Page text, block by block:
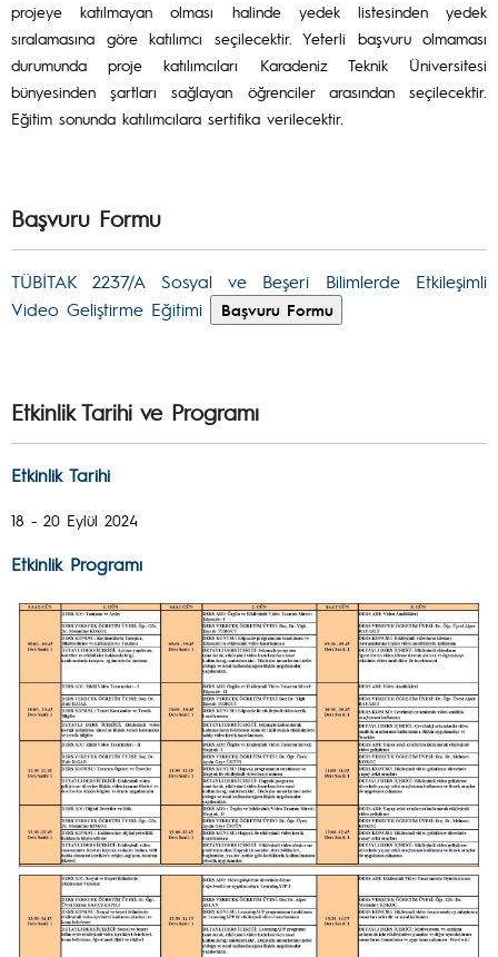
projeye katılmayan olması halinde yedek listesinden yedek
sıralamasına göre katılımcı seçilecektir. Yeterli başvuru olmaması
durumunda proje katılımcıları Karadeniz Teknik Üniversitesi
bünyesinden şartları sağlayan öğrenciler arasından seçilecektir.
Eğitim sonunda katılımcılara sertifika verilecektir.
Başvuru Formu
TÜBİTAK 2237/A Sosyal ve Beşeri Bilimlerde Etkileşimli
Video Geliştirme Eğitimi
Etkinlik Tarihi ve Programı
Etkinlik Tarihi
18 - 20 Eylül 2024
Etkinlik Programı